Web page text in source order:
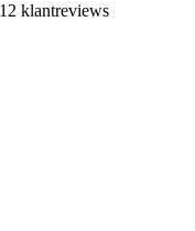
klantreviews